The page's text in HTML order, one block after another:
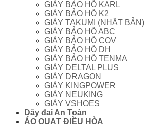
GIÀY BẢO HỘ KARL
GIÀY BẢO HỘ K2
GIÀY TAKUMI (NHẬT BẢN)
GIÀY BẢO HỘ ABC
GIÀY BẢO HỘ COV
GIÀY BẢO HỘ DH
GIÀY BẢO HỘ TENMA
GIÀY DELTAL PLUS
GIÀY DRAGON
GIÀY KINGPOWER
GIÀY NEUKING
GIÀY VSHOES
Dây đai An Toàn
ÁO QUẠT ĐIỀU HÒA